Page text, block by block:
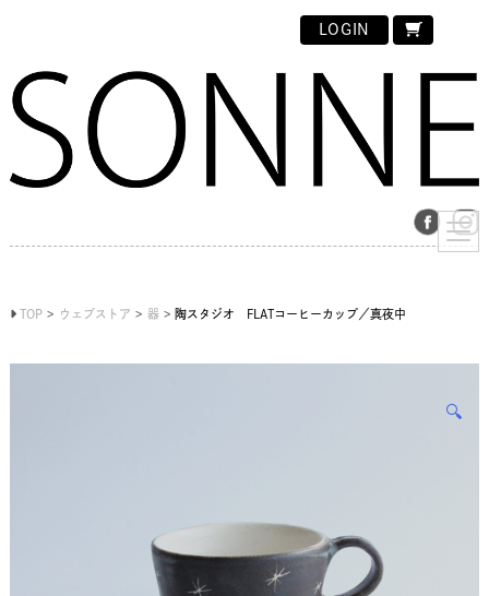
LOGIN
TOP ウェブストア 器 陶スタジオ FLATコーヒーカップ／真夜中
🔍